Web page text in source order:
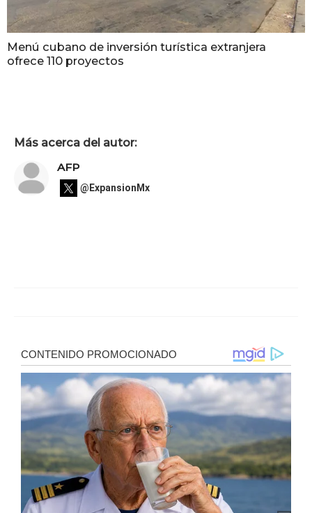
Menú cubano de inversión turística extranjera
ofrece 110 proyectos
Más acerca del autor:
AFP
@ExpansionMx